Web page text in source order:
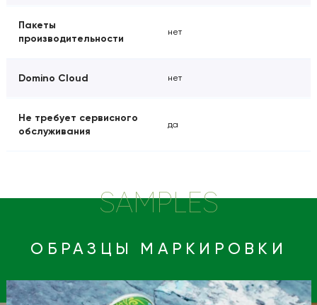
Пакеты
производительности
нет
Domino Cloud нет
Не требует сервисного
обслуживания
да
SAMPLES
ОБРАЗЦЫ МАРКИРОВКИ